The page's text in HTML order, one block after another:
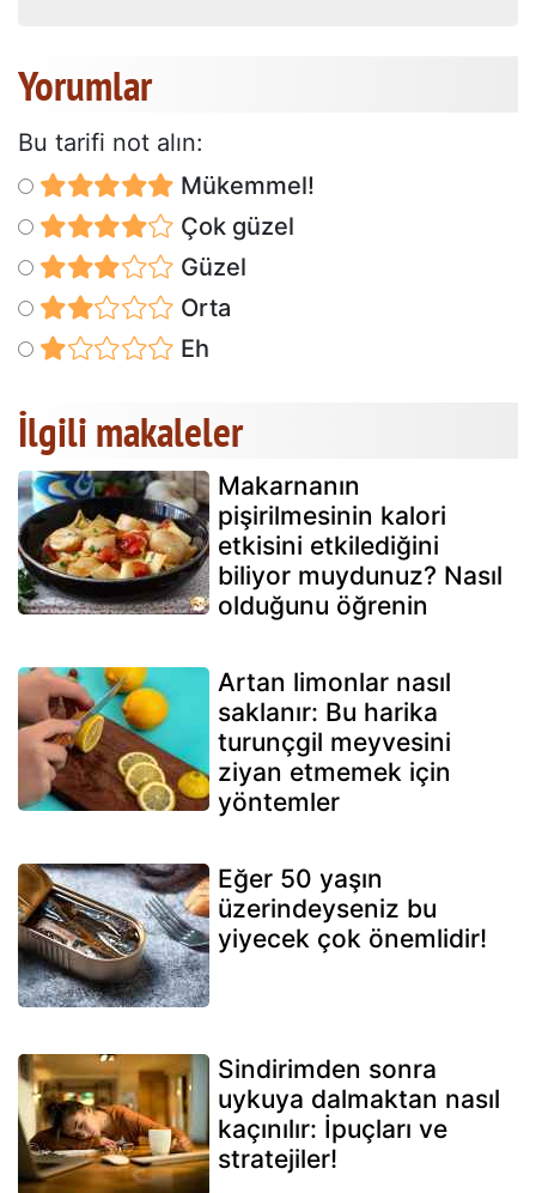
Yorumlar
Bu tarifi not alın:
Mükemmel!
Çok güzel
Güzel
Orta
Eh
İlgili makaleler
Makarnanın
pişirilmesinin kalori
etkisini etkilediğini
biliyor muydunuz? Nasıl
olduğunu öğrenin
Artan limonlar nasıl
saklanır: Bu harika
turunçgil meyvesini
ziyan etmemek için
yöntemler
Eğer 50 yaşın
üzerindeyseniz bu
yiyecek çok önemlidir!
Sindirimden sonra
uykuya dalmaktan nasıl
kaçınılır: İpuçları ve
stratejiler!